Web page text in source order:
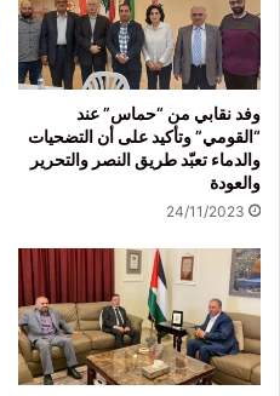
وفد نقابي من “حماس” عند
“القومي” وتأكيد على أن التضحيات
والدماء تعبّد طريق النصر والتحرير
والعودة
24/11/2023